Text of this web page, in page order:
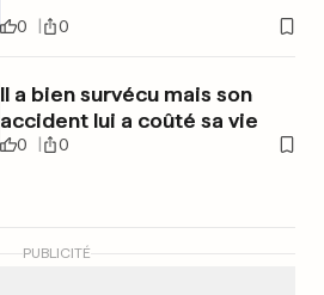
0 0
Il a bien survécu mais son
accident lui a coûté sa vie
0 0
PUBLICITÉ